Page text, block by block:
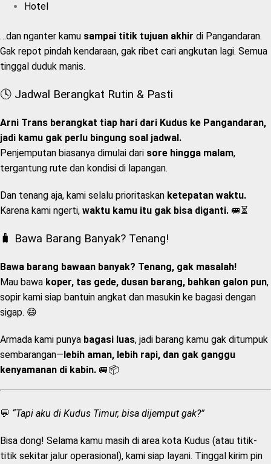
Hotel
…dan nganter kamu sampai titik tujuan akhir di Pangandaran.
Gak repot pindah kendaraan, gak ribet cari angkutan lagi. Semua
tinggal duduk manis.
🕓 Jadwal Berangkat Rutin & Pasti
Arni Trans berangkat tiap hari dari Kudus ke Pangandaran,
jadi kamu gak perlu bingung soal jadwal.
Penjemputan biasanya dimulai dari sore hingga malam,
tergantung rute dan kondisi di lapangan.
Dan tenang aja, kami selalu prioritaskan ketepatan waktu.
Karena kami ngerti, waktu kamu itu gak bisa diganti. 🚐⏳
🧳 Bawa Barang Banyak? Tenang!
Bawa barang bawaan banyak? Tenang, gak masalah!
Mau bawa koper, tas gede, dusan barang, bahkan galon pun,
sopir kami siap bantuin angkat dan masukin ke bagasi dengan
sigap. 😄
Armada kami punya bagasi luas, jadi barang kamu gak ditumpuk
sembarangan—lebih aman, lebih rapi, dan gak ganggu
kenyamanan di kabin. 🚐📦
💬 “Tapi aku di Kudus Timur, bisa dijemput gak?”
Bisa dong! Selama kamu masih di area kota Kudus (atau titik-
titik sekitar jalur operasional), kami siap layani. Tinggal kirim pin